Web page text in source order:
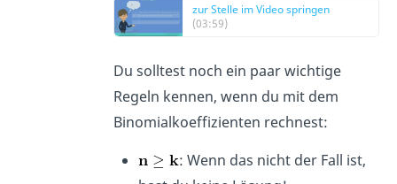
zur Stelle im Video springen
(03:59)
Du solltest noch ein paar wichtige
Regeln kennen, wenn du mit dem
Binomialkoeffizienten rechnest:
: Wenn das nicht der Fall ist,